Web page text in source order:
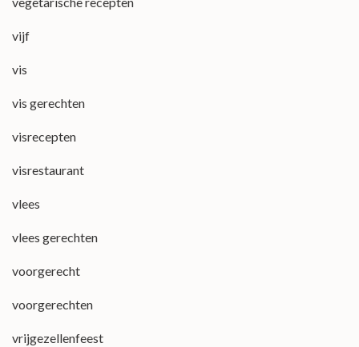
vijf
vis
vis gerechten
visrecepten
visrestaurant
vlees
vlees gerechten
voorgerecht
voorgerechten
vrijgezellenfeest